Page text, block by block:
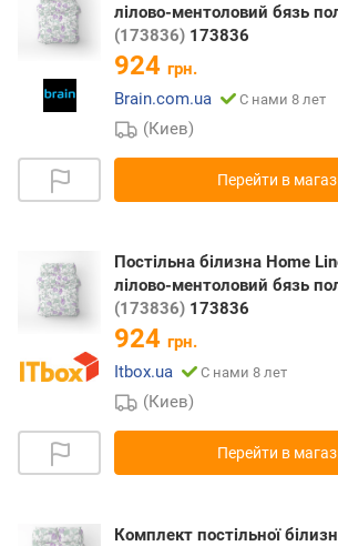
лілово-ментоловий бязь
(173836) 173836
924 грн.
Brain.com.ua
С нами 8 лет
(Киев)
Перейти в
Постільна білизна Home
лілово-ментоловий бязь
(173836) 173836
924 грн.
Itbox.ua
С нами 8 лет
(Киев)
Перейти в
Комплект постільної